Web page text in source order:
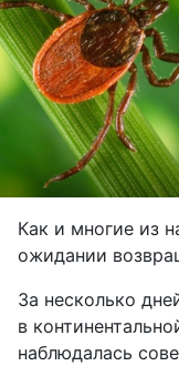
Как и многие из
ожидании
За несколько
в
наблюдалась